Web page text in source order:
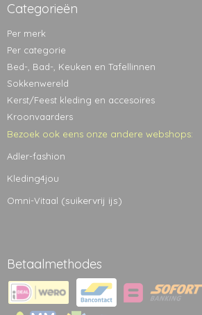
Categorieën
Per merk
Per categorie
Bed-, Bad-, Keuken en Tafellinnen
Sokkenwereld
Kerst/Feest kleding en accesoires
Kroonvaarders
Bezoek ook eens onze andere webshops:
Adler-fashion
Kleding4jou
Omni-Vitaal (suikervrij ijs)
Betaalmethodes